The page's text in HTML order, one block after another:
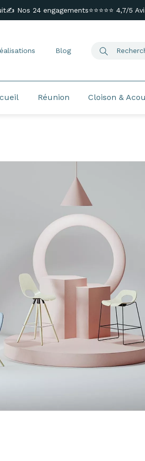
✍️ Nos 24 engagements⭐⭐⭐⭐⭐ 4,7/5
Blog
Réunion Cloison &